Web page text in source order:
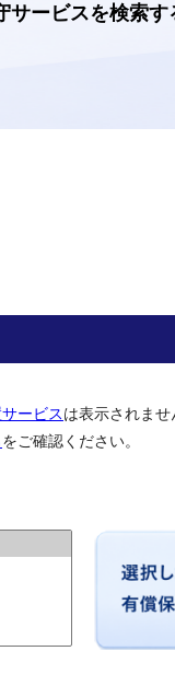
サービスを検索す
ービスは表示されませ
をご確認ください。